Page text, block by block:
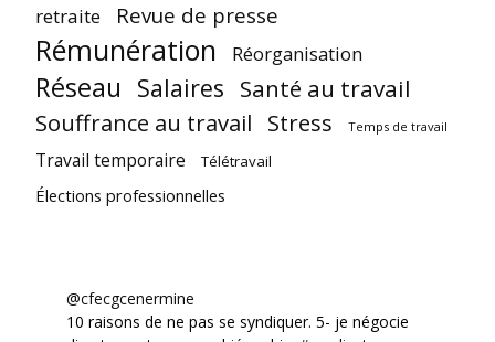
retraite Revue de presse
Rémunération Réorganisation
Réseau Salaires Santé au travail
Souffrance au travail Stress Temps de travail
Travail temporaire Télétravail
Élections professionnelles
@cfecgcenermine
10 raisons de ne pas se syndiquer. 5- je négocie